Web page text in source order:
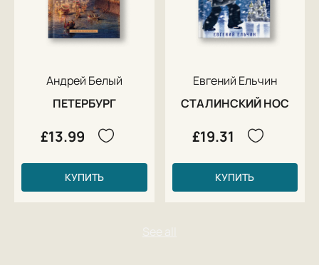
Андрей Белый
ПЕТЕРБУРГ
£13.99
КУПИТЬ
Евгений Ельчин
СТАЛИНСКИЙ НОС
£19.31
КУПИТЬ